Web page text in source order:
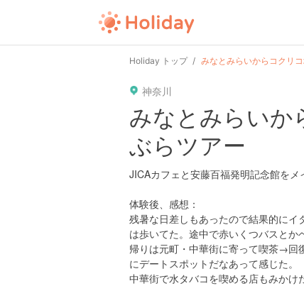
Holiday トップ みなとみらいからコクリ
神奈川
みなとみらいか
ぶらツアー
JICAカフェと安藤百福発明記念館を
体験後、感想：
残暑な日差しもあったので結果的に
は歩いてた。途中で赤いくつバスとか
帰りは元町・中華街に寄って喫茶→回
にデートスポットだなあって感じた。
中華街で水タバコを喫める店もみかけ